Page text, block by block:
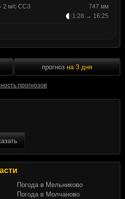
2 м/с ССЗ
747 мм
1:28 → 16:25
прогнозов
прогноз на 3 дня
Погода в Мельниково
Погода в Молчаново